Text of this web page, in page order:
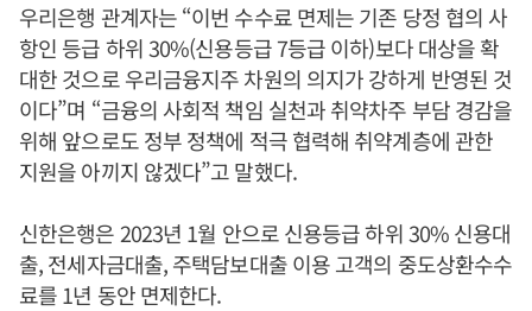
우리은행 관계자는 “이번 수수료 면제는 기존 당정 협의 사
항인 등급 하위 30%(신용등급 7등급 이하)보다 대상을 확
대한 것으로 우리금융지주 차원의 의지가 강하게 반영된 것
이다”며 “금융의 사회적 책임 실천과 취약차주 부담 경감을
위해 앞으로도 정부 정책에 적극 협력해 취약계층에 관한
지원을 아끼지 않겠다”고 말했다.
신한은행은 2023년 1월 안으로 신용등급 하위 30% 신용대
출, 전세자금대출, 주택담보대출 이용 고객의 중도상환수수
료를 1년 동안 면제한다.